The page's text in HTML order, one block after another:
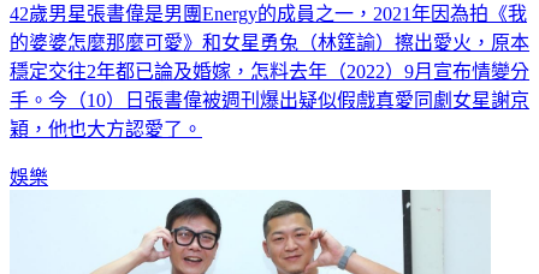
42歲男星張書偉是男團Energy的成員之一，2021年因為拍《我
的婆婆怎麼那麼可愛》和女星勇兔（林筳諭）擦出愛火，原本
穩定交往2年都已論及婚嫁，怎料去年（2022）9月宣布情變分
手。今（10）日張書偉被週刊爆出疑似假戲真愛同劇女星謝京
穎，他也大方認愛了。
娛樂